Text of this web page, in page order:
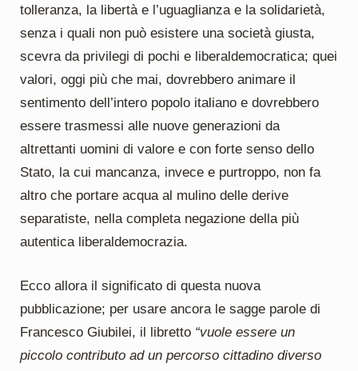
tolleranza, la libertà e l’uguaglianza e la solidarietà,
senza i quali non può esistere una società giusta,
scevra da privilegi di pochi e liberaldemocratica; quei
valori, oggi più che mai, dovrebbero animare il
sentimento dell’intero popolo italiano e dovrebbero
essere trasmessi alle nuove generazioni da
altrettanti uomini di valore e con forte senso dello
Stato, la cui mancanza, invece e purtroppo, non fa
altro che portare acqua al mulino delle derive
separatiste, nella completa negazione della più
autentica liberaldemocrazia.
Ecco allora il significato di questa nuova
pubblicazione; per usare ancora le sagge parole di
Francesco Giubilei, il libretto “vuole essere un
piccolo contributo ad un percorso cittadino diverso